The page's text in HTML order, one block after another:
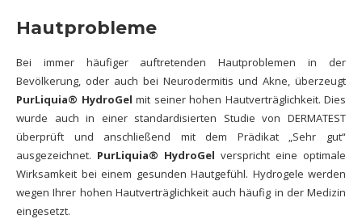
Hautprobleme
Bei immer häufiger auftretenden Hautproblemen in der
Bevölkerung, oder auch bei Neurodermitis und Akne, überzeugt
PurLiquia® HydroGel mit seiner hohen Hautverträglichkeit. Dies
wurde auch in einer standardisierten Studie von DERMATEST
überprüft und anschließend mit dem Prädikat „Sehr gut“
ausgezeichnet. PurLiquia® HydroGel verspricht eine optimale
Wirksamkeit bei einem gesunden Hautgefühl. Hydrogele werden
wegen Ihrer hohen Hautverträglichkeit auch häufig in der Medizin
eingesetzt.